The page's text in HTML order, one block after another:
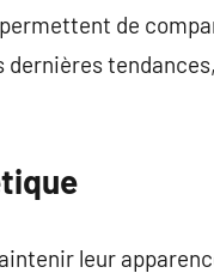
de
leur